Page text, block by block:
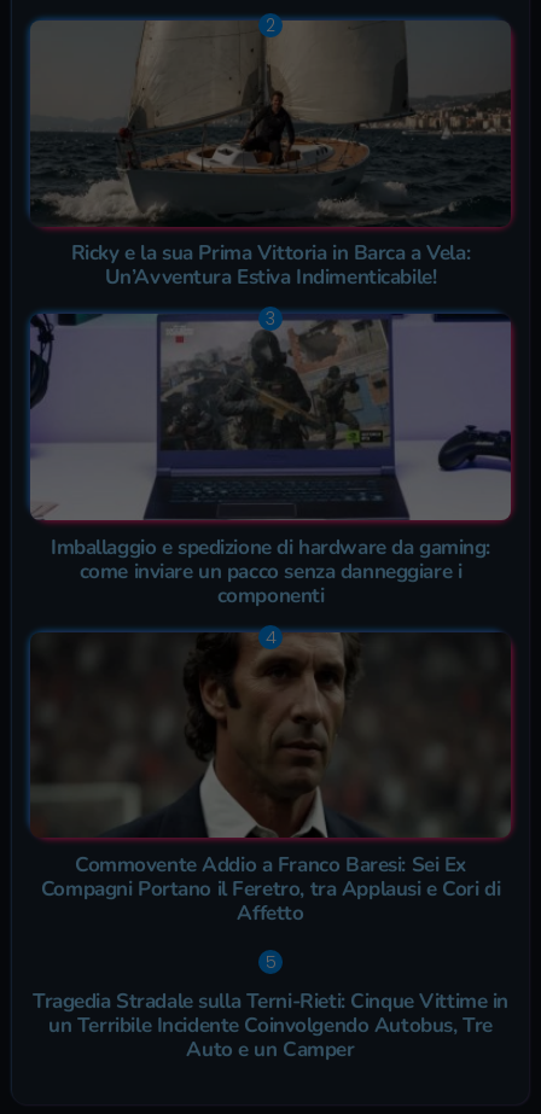
Ricky e la sua Prima Vittoria in Barca a Vela:
Un’Avventura Estiva Indimenticabile!
Imballaggio e spedizione di hardware da gaming:
come inviare un pacco senza danneggiare i
componenti
Commovente Addio a Franco Baresi: Sei Ex
Compagni Portano il Feretro, tra Applausi e Cori di
Affetto
Tragedia Stradale sulla Terni-Rieti: Cinque Vittime in
un Terribile Incidente Coinvolgendo Autobus, Tre
Auto e un Camper